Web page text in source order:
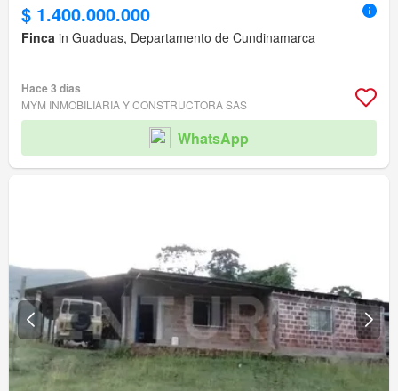
$ 1.400.000.000
Finca in Guaduas, Departamento de Cundinamarca
Hace 3 días
MYM INMOBILIARIA Y CONSTRUCTORA SAS
WhatsApp